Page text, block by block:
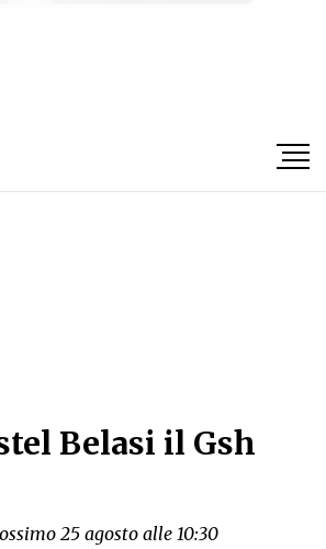
Belasi il Gsh
25 agosto alle 10:30